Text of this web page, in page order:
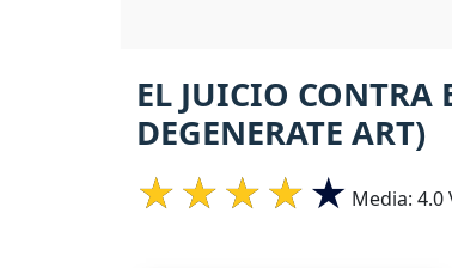
EL JUICIO CONTRA
DEGENERATE ART)
Media: 4.0